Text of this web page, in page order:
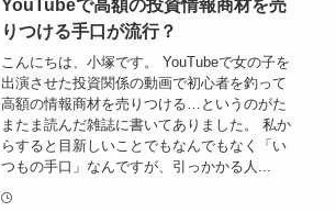
YouTubeで高額の投資情報商材を売
りつける手口が流行？
こんにちは、小塚です。 YouTubeで女の子を
出演させた投資関係の動画で初心者を釣って
高額の情報商材を売りつける…というのがた
またま読んだ雑誌に書いてありました。 私か
らすると目新しいことでもなんでもなく「い
つもの手口」なんですが、引っかかる人...